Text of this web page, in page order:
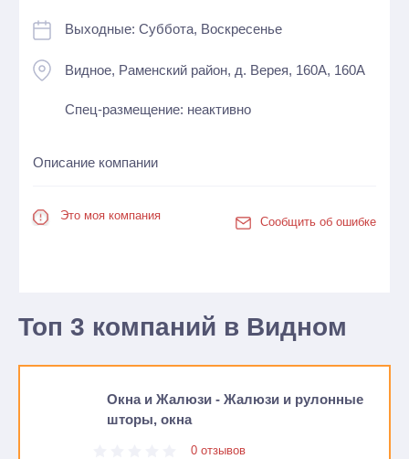
Выходные: Суббота, Воскресенье
Видное, Раменский район, д. Верея, 160А, 160А
Спец-размещение: неактивно
Описание компании
Это моя компания Сообщить об ошибке
Топ 3 компаний в Видном
Окна и Жалюзи - Жалюзи и рулонные
шторы, окна
0 отзывов